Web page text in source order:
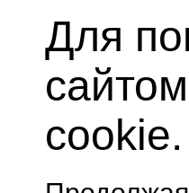
Для
cookie.